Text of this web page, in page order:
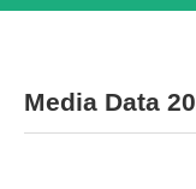
Media Data